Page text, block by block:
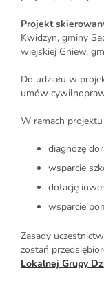
Projekt
Kwidzyn, gminy
wiejskiej Gniew,
Do udziału w
umów
W ramach
diagnozę
wsparcie
dotację
wsparcie
Zasady
zostań
Lokalnej Grupy